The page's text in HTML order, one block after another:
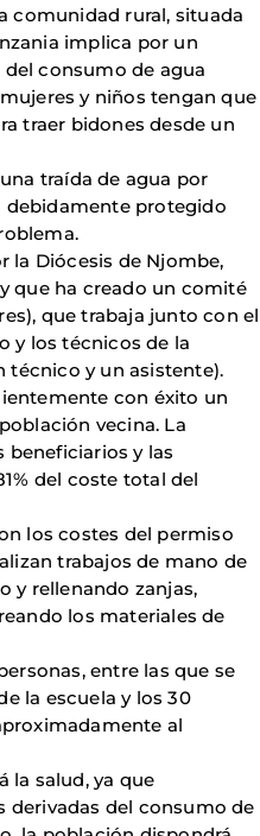
comunidad rural, situada
implica por un
consumo de agua
y niños tengan que
traer bidones desde un
traída de agua por
debidamente protegido
la Diócesis de Njombe,
que ha creado un comité
que trabaja junto con el
y los técnicos de la
técnico y un asistente).
con éxito un
vecina. La
beneficiarios y las
del coste total del
los costes del permiso
trabajos de mano de
y rellenando zanjas,
los materiales de
entre las que se
la escuela y los 30
al
la salud, ya que
derivadas del consumo de